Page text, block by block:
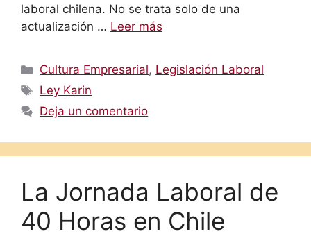
laboral chilena. No se trata solo de una
actualización … Leer más
Categorías
Cultura Empresarial, Legislación Laboral
Etiquetas
Ley Karin
Deja un comentario
La Jornada Laboral de
40 Horas en Chile